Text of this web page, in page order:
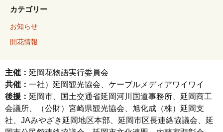
カテゴリー
お知らせ
開花情報
主催： 延岡花物語実行委員会
共催： 一社）延岡観光協会、ケーブルメディアワイワイ
後援： 延岡市、国土交通省延岡河川国道事務所、延岡商工
会議所、（公財）宮崎県観光協会、旭化成（株）延岡支
社、JAみやざき延岡地区本部、延岡市区長連絡協議会、延